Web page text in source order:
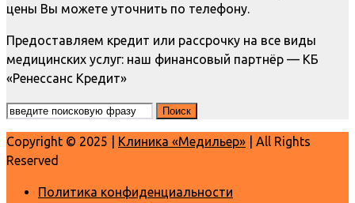
цены Вы можете уточнить по телефону.
Предоставляем кредит или рассрочку на все виды
медицинских услуг: наш финансовый партнёр — КБ
«Ренессанс Кредит»
Copyright © 2025 | Клиника «Медильер» | All Rights
Reserved
Политика конфиденциальности